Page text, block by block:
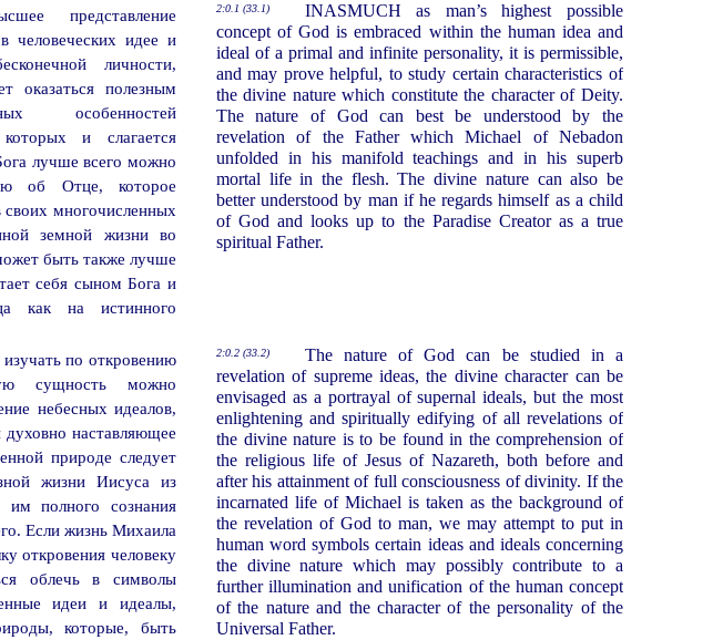
представление
человеческих идее и
личности,
оказаться полезным
особенностей
и слагается
лучше всего можно
об Отце, которое
многочисленных
земной жизни во
быть также лучше
себя сыном Бога и
как на истинного
2:0.1 (33.1)
INASMUCH as man’s highest possible
concept of God is embraced within the human idea and
ideal of a primal and infinite personality, it is permissible,
and may prove helpful, to study certain characteristics of
the divine nature which constitute the character of Deity.
The nature of God can best be understood by the
revelation of the Father which Michael of Nebadon
unfolded in his manifold teachings and in his superb
mortal life in the flesh. The divine nature can also be
better understood by man if he regards himself as a child
of God and looks up to the Paradise Creator as a true
spiritual Father.
по откровению
сущность можно
небесных идеалов,
наставляющее
природе следует
жизни Иисуса из
им полного сознания
Если жизнь Михаила
откровения человеку
облечь в символы
идеи и идеалы,
которые, быть
2:0.2 (33.2)
The nature of God can be studied in a
revelation of supreme ideas, the divine character can be
envisaged as a portrayal of supernal ideals, but the most
enlightening and spiritually edifying of all revelations of
the divine nature is to be found in the comprehension of
the religious life of Jesus of Nazareth, both before and
after his attainment of full consciousness of divinity. If the
incarnated life of Michael is taken as the background of
the revelation of God to man, we may attempt to put in
human word symbols certain ideas and ideals concerning
the divine nature which may possibly contribute to a
further illumination and unification of the human concept
of the nature and the character of the personality of the
Universal Father.